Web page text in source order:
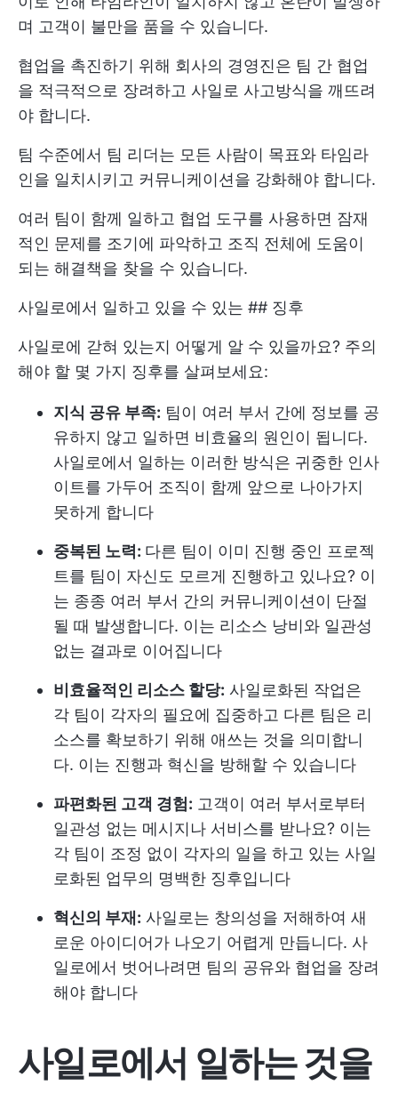
며 고객이 불만을 품을 수 있습니다.
협업을 촉진하기 위해 회사의 경영진은 팀 간 협업
을 적극적으로 장려하고 사일로 사고방식을 깨뜨려
야 합니다.
팀 수준에서 팀 리더는 모든 사람이 목표와 타임라
인을 일치시키고 커뮤니케이션을 강화해야 합니다.
여러 팀이 함께 일하고 협업 도구를 사용하면 잠재
적인 문제를 조기에 파악하고 조직 전체에 도움이
되는 해결책을 찾을 수 있습니다.
사일로에서 일하고 있을 수 있는 ## 징후
사일로에 갇혀 있는지 어떻게 알 수 있을까요? 주의
해야 할 몇 가지 징후를 살펴보세요:
지식 공유 부족: 팀이 여러 부서 간에 정보를 공
유하지 않고 일하면 비효율의 원인이 됩니다.
사일로에서 일하는 이러한 방식은 귀중한 인사
이트를 가두어 조직이 함께 앞으로 나아가지
못하게 합니다
중복된 노력: 다른 팀이 이미 진행 중인 프로젝
트를 팀이 자신도 모르게 진행하고 있나요? 이
는 종종 여러 부서 간의 커뮤니케이션이 단절
될 때 발생합니다. 이는 리소스 낭비와 일관성
없는 결과로 이어집니다
비효율적인 리소스 할당: 사일로화된 작업은
각 팀이 각자의 필요에 집중하고 다른 팀은 리
소스를 확보하기 위해 애쓰는 것을 의미합니
다. 이는 진행과 혁신을 방해할 수 있습니다
파편화된 고객 경험: 고객이 여러 부서로부터
일관성 없는 메시지나 서비스를 받나요? 이는
각 팀이 조정 없이 각자의 일을 하고 있는 사일
로화된 업무의 명백한 징후입니다
혁신의 부재: 사일로는 창의성을 저해하여 새
로운 아이디어가 나오기 어렵게 만듭니다. 사
일로에서 벗어나려면 팀의 공유와 협업을 장려
해야 합니다
사일로에서 일하는 것을